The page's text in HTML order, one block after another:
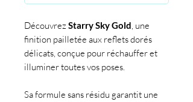
Découvrez Starry Sky Gold, une
finition pailletée aux reflets dorés
délicats, conçue pour réchauffer et
illuminer toutes vos poses.
Sa formule sans résidu garantit une